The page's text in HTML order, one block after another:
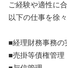
ご経験や適性に合
以下の仕事を徐
■経理財務事務の
■売掛等債権管理